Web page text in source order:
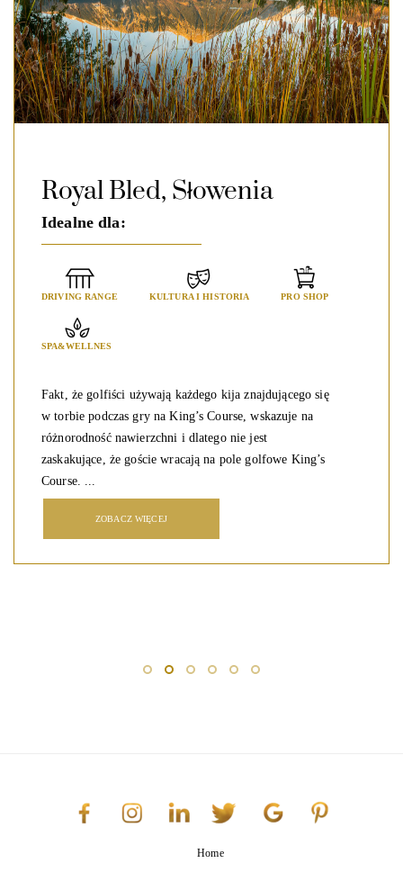
Royal Bled, Słowenia
Idealne dla:
DRIVING RANGE KULTURA I HISTORIA PRO SHOP
SPA&WELLNES
Fakt, że golfiści używają każdego kija znajdującego się
w torbie podczas gry na King’s Course, wskazuje na
różnorodność nawierzchni i dlatego nie jest
zaskakujące, że goście wracają na pole golfowe King’s
Course. ...
ZOBACZ WIĘCEJ
Home